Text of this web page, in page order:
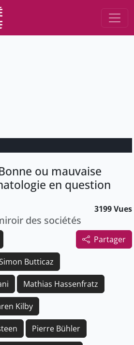
ou mauvaise
en question
3199 Vues
des sociétés
Partager
Butticaz
Mathias Hassenfratz
Kilby
Pierre Bühler